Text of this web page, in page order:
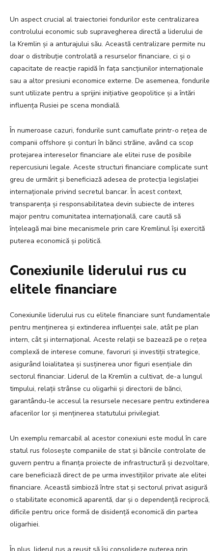
Un aspect crucial al traiectoriei fondurilor este centralizarea
controlului economic sub supravegherea directă a liderului de
la Kremlin și a anturajului său. Această centralizare permite nu
doar o distribuție controlată a resurselor financiare, ci și o
capacitate de reacție rapidă în fața sancțiunilor internaționale
sau a altor presiuni economice externe. De asemenea, fondurile
sunt utilizate pentru a sprijini inițiative geopolitice și a întări
influența Rusiei pe scena mondială.
În numeroase cazuri, fondurile sunt camuflate printr-o rețea de
companii offshore și conturi în bănci străine, având ca scop
protejarea intereselor financiare ale elitei ruse de posibile
repercusiuni legale. Aceste structuri financiare complicate sunt
greu de urmărit și beneficiază adesea de protecția legislației
internaționale privind secretul bancar. În acest context,
transparența și responsabilitatea devin subiecte de interes
major pentru comunitatea internațională, care caută să
înțeleagă mai bine mecanismele prin care Kremlinul își exercită
puterea economică și politică.
Conexiunile liderului rus cu
elitele financiare
Conexiunile liderului rus cu elitele financiare sunt fundamentale
pentru menținerea și extinderea influenței sale, atât pe plan
intern, cât și internațional. Aceste relații se bazează pe o rețea
complexă de interese comune, favoruri și investiții strategice,
asigurând loialitatea și susținerea unor figuri esențiale din
sectorul financiar. Liderul de la Kremlin a cultivat, de-a lungul
timpului, relații strânse cu oligarhii și directorii de bănci,
garantându-le accesul la resursele necesare pentru extinderea
afacerilor lor și menținerea statutului privilegiat.
Un exemplu remarcabil al acestor conexiuni este modul în care
statul rus folosește companiile de stat și băncile controlate de
guvern pentru a finanța proiecte de infrastructură și dezvoltare,
care beneficiază direct de pe urma investițiilor private ale elitei
financiare. Această simbioză între stat și sectorul privat asigură
o stabilitate economică aparentă, dar și o dependență reciprocă,
dificile pentru orice formă de disidență economică din partea
oligarhiei.